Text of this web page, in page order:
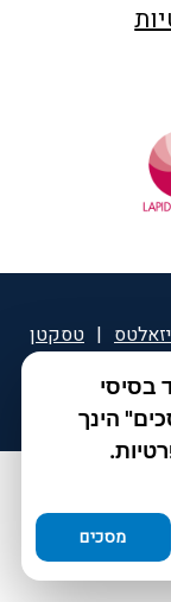
בסיסי
הינך
מסכים
| טסקטן
| קוקידנט |